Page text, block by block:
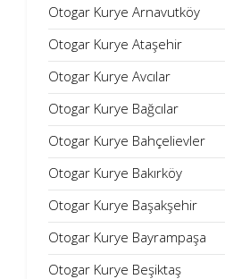
Otogar Kurye Arnavutköy
Otogar Kurye Ataşehir
Otogar Kurye Avcılar
Otogar Kurye Bağcılar
Otogar Kurye Bahçelievler
Otogar Kurye Bakırköy
Otogar Kurye Başakşehir
Otogar Kurye Bayrampaşa
Otogar Kurye Beşiktaş